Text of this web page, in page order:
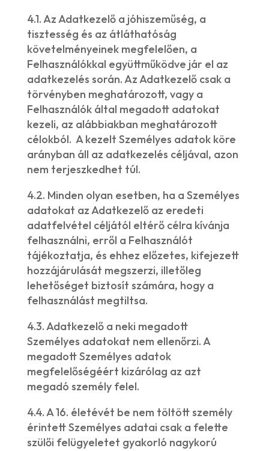
4.1. Az Adatkezelő a jóhiszeműség, a
tisztesség és az átláthatóság
követelményeinek megfelelően, a
Felhasználókkal együttműködve jár el az
adatkezelés során. Az Adatkezelő csak a
törvényben meghatározott, vagy a
Felhasználók által megadott adatokat
kezeli, az alábbiakban meghatározott
célokból. A kezelt Személyes adatok köre
arányban áll az adatkezelés céljával, azon
nem terjeszkedhet túl.
4.2. Minden olyan esetben, ha a Személyes
adatokat az Adatkezelő az eredeti
adatfelvétel céljától eltérő célra kívánja
felhasználni, erről a Felhasználót
tájékoztatja, és ehhez előzetes, kifejezett
hozzájárulását megszerzi, illetőleg
lehetőséget biztosít számára, hogy a
felhasználást megtiltsa.
4.3. Adatkezelő a neki megadott
Személyes adatokat nem ellenőrzi. A
megadott Személyes adatok
megfelelőségéért kizárólag az azt
megadó személy felel.
4.4. A 16. életévét be nem töltött személy
érintett Személyes adatai csak a felette
szülői felügyeletet gyakorló nagykorú